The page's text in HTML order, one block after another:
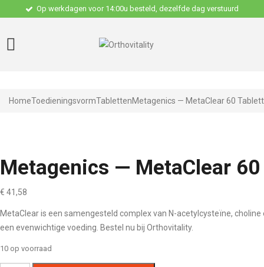
Op werkdagen voor 14:00u besteld, dezelfde dag verstuurd
HomeToedieningsvormTablettenMetagenics — MetaClear 60
Metagenics — MetaClear
€ 41,58
MetaClear is een samengesteld complex van N-acetylcysteïne,
een evenwichtige voeding. Bestel nu bij Orthovitality.
10 op voorraad